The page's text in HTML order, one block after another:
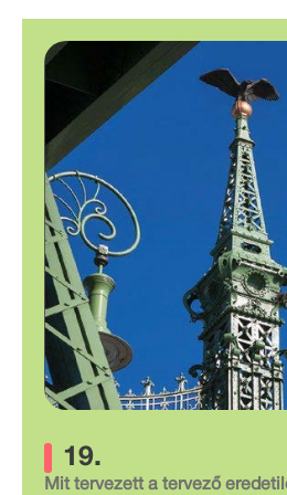
19.
Mit tervezett a tervező